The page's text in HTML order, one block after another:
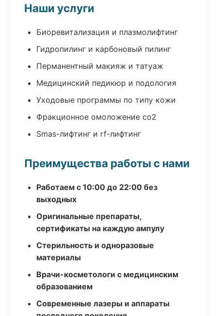
Наши услуги
Биоревитализация и плазмолифтинг
Гидропилинг и карбоновый пилинг
Перманентный макияж и татуаж
Медицинский педикюр и подология
Уходовые программы по типу кожи
Фракционное омоложение co2
Smas-лифтинг и rf-лифтинг
Преимущества работы с нами
Работаем с 10:00 до 22:00 без
выходных
Оригинальные препараты,
сертификаты на каждую ампулу
Стерильность и одноразовые
материалы
Врачи-косметологи с медицинским
образованием
Современные лазеры и аппараты